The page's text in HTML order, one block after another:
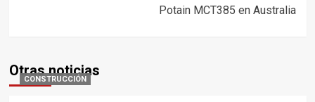
Potain MCT385 en Australia
Otras noticias
CONSTRUCCIÓN